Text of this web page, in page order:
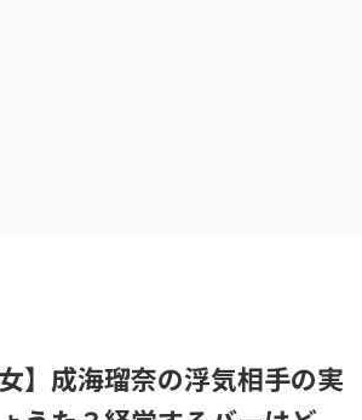
】成海瑠奈の浮気相手の実